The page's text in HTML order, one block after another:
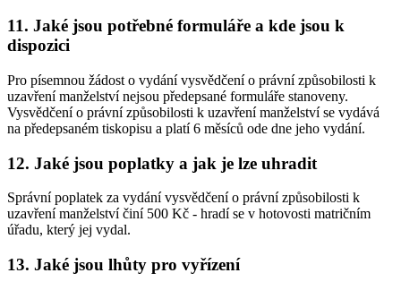
11. Jaké jsou potřebné formuláře a kde jsou k
dispozici
Pro písemnou žádost o vydání vysvědčení o právní způsobilosti k
uzavření manželství nejsou předepsané formuláře stanoveny.
Vysvědčení o právní způsobilosti k uzavření manželství se vydává
na předepsaném tiskopisu a platí 6 měsíců ode dne jeho vydání.
12. Jaké jsou poplatky a jak je lze uhradit
Správní poplatek za vydání vysvědčení o právní způsobilosti k
uzavření manželství činí 500 Kč - hradí se v hotovosti matričním
úřadu, který jej vydal.
13. Jaké jsou lhůty pro vyřízení